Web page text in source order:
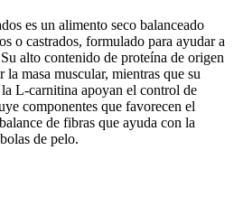
es un alimento seco balanceado
o castrados, formulado para ayudar a
alto contenido de proteína de origen
masa muscular, mientras que su
L-carnitina apoyan el control de
componentes que favorecen el
de fibras que ayuda con la
de pelo.